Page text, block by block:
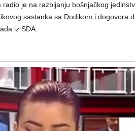
je na razbijanju bošnjačkog
sastanka sa Dodikom i dogovora
iz SDA.